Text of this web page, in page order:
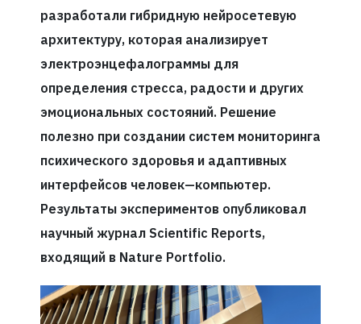
разработали гибридную нейросетевую
архитектуру, которая анализирует
электроэнцефалограммы для
определения стресса, радости и других
эмоциональных состояний. Решение
полезно при создании систем мониторинга
психического здоровья и адаптивных
интерфейсов человек—компьютер.
Результаты экспериментов опубликовал
научный журнал Scientific Reports,
входящий в Nature Portfolio.